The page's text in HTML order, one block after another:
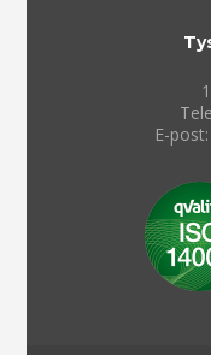
E-post: